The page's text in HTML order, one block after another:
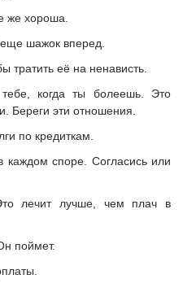
же хороша.
шажок вперед.
тратить её на ненависть.
когда ты болеешь. Это
Береги эти отношения.
по кредиткам.
каждом споре. Согласись или
лечит лучше, чем плач в
поймет.